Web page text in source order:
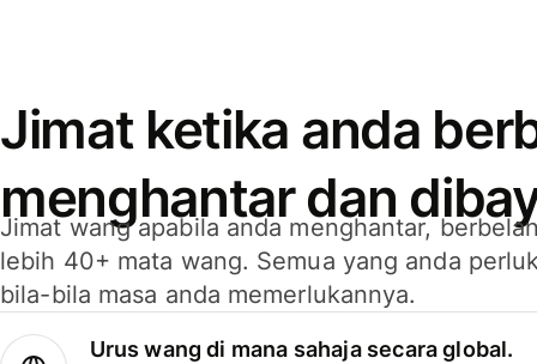
Jimat ketika anda
menghantar dan
Jimat wang apabila anda menghantar,
lebih 40+ mata wang. Semua yang anda
bila-bila masa anda memerlukannya.
Urus wang di mana sahaja secara global.